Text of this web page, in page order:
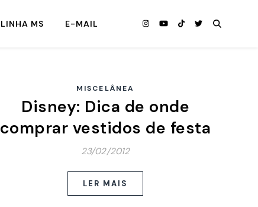
LINHA MS E-MAIL
MISCELÂNEA
Disney: Dica de onde
comprar vestidos de festa
23/02/2012
LER MAIS